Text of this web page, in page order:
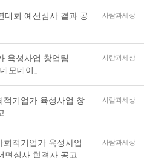
대회 예선심사 결과 공
사람과세상
육성사업 창업팀
모데이」
사람과세상
적기업가 육성사업 창
사람과세상
적기업가 육성사업
면심사 합격자 공고
사람과세상